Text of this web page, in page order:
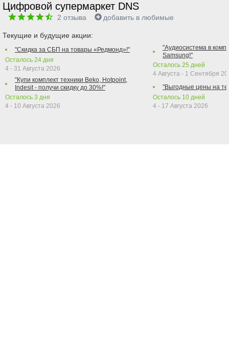
Цифровой супермаркет DNS
2 отзыва добавить в любимые
Текущие и будущие акции:
"Скидка за СБП на товары «Редмонд»!"
Осталось 24 дня
4 - 31 Августа 2026
"Купи комплект техники Beko, Hotpoint,
Indesit - получи скидку до 30%!"
Осталось 3 дня
4 - 10 Августа 2026
"Аудиосистема в
Samsung!"
Осталось 25 дней
4 Августа - 1 Сентября
"Выгодные цены на
Осталось 10 дней
4 - 17 Августа 2026